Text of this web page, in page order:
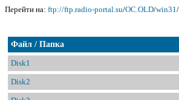
Перейти на: ftp://ftp.radio-portal.su/OC.OLD/win31/
Файл / Папка
Disk1
Disk2